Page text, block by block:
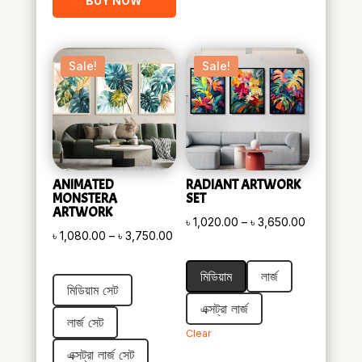
Sale!
ANIMATED
MONSTERA
ARTWORK
৳ 1,080.00 – ৳ 3,750.00Price
৳ 1,080.00
through
৳ 3,750.00
মিডিয়াম সেট
লার্জ সেট
এক্সট্রা লার্জ সেট
Sale!
RADIANT ARTWORK
SET
৳1,020.00 – ৳3,650.00
মিডিয়াম
লার্জ
এক্সট্রা লার্জ
Clear